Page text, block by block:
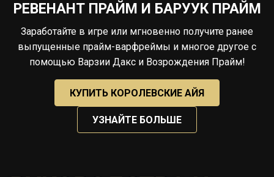
РЕВЕНАНТ ПРАЙМ И БАРУУК ПРАЙМ
Заработайте в игре или мгновенно получите ранее
выпущенные прайм-варфреймы и многое другое с
помощью Варзии Дакс и Возрождения Прайм!
КУПИТЬ КОРОЛЕВСКИЕ АЙЯ
УЗНАЙТЕ БОЛЬШЕ